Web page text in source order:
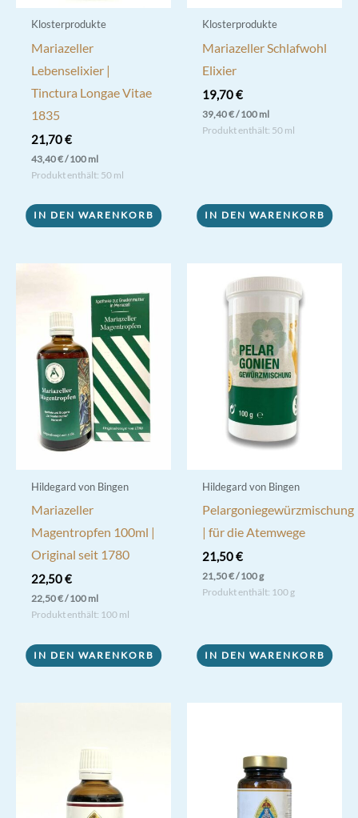
werden
Klosterprodukte
Mariazeller
Lebenselixier |
Tinctura Longae Vitae
1835
21,70€
43,40€/100 ml
Produkt enthält: 50 ml
IN DEN WARENKORB
Klosterprodukte
Mariazeller Schlafwohl
Elixier
19,70€
39,40€/100 ml
Produkt enthält: 50 ml
IN DEN WARENKORB
Hildegard von Bingen
Mariazeller
Magentropfen 100ml |
Original seit 1780
22,50€
22,50€/100 ml
Produkt enthält: 100 ml
IN DEN WARENKORB
Hildegard von Bingen
Pelargoniegewürzmischung
| für die Atemwege
21,50€
21,50€/100g
Produkt enthält: 100 g
IN DEN WARENKORB